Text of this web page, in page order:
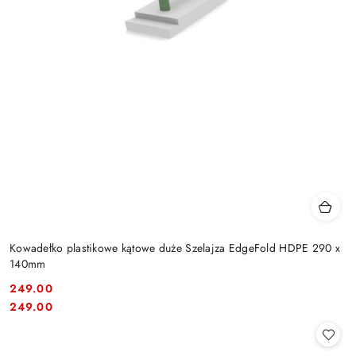
Kowadełko plastikowe kątowe duże Szelajza EdgeFold HDPE 290 x
140mm
Cena:
249.00
Cena:
249.00